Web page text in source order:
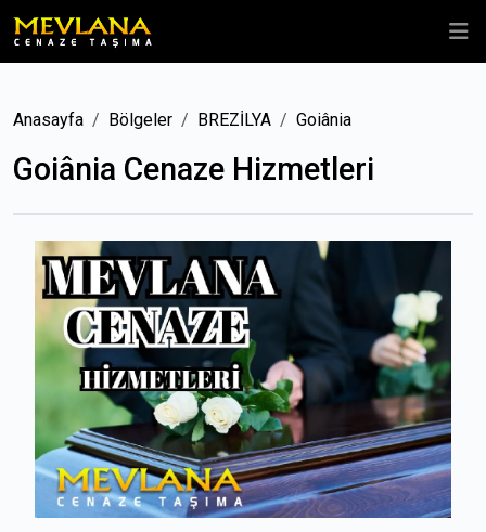
Anasayfa Bölgeler BREZİLYA Goiânia
Goiânia Cenaze Hizmetleri